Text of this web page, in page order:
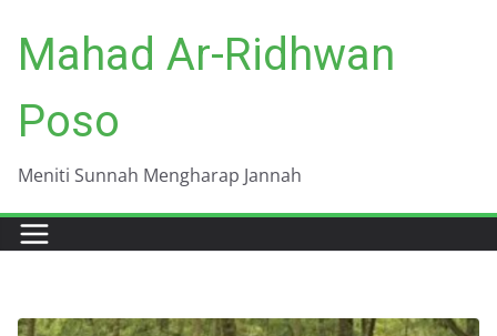
content
Mahad Ar-Ridhwan
Poso
Meniti Sunnah Mengharap Jannah